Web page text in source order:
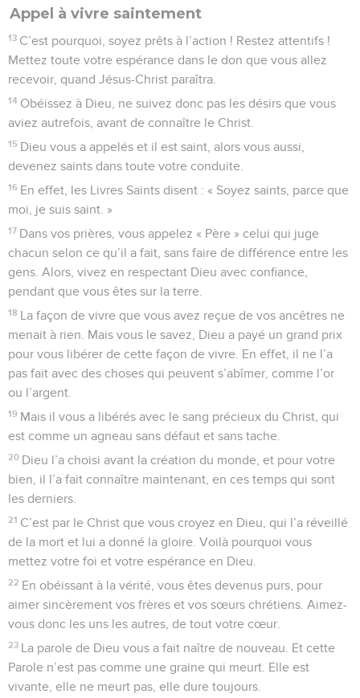
Appel à vivre saintement
13 C’est pourquoi, soyez prêts à l’action ! Restez attentifs !
Mettez toute votre espérance dans le don que vous allez
recevoir, quand Jésus-Christ paraîtra.
14 Obéissez à Dieu, ne suivez donc pas les désirs que vous
aviez autrefois, avant de connaître le Christ.
15 Dieu vous a appelés et il est saint, alors vous aussi,
devenez saints dans toute votre conduite.
16 En effet, les Livres Saints disent : « Soyez saints, parce que
moi, je suis saint. »
17 Dans vos prières, vous appelez « Père » celui qui juge
chacun selon ce qu’il a fait, sans faire de différence entre les
gens. Alors, vivez en respectant Dieu avec confiance,
pendant que vous êtes sur la terre.
18 La façon de vivre que vous avez reçue de vos ancêtres ne
menait à rien. Mais vous le savez, Dieu a payé un grand prix
pour vous libérer de cette façon de vivre. En effet, il ne l’a
pas fait avec des choses qui peuvent s’abîmer, comme l’or
ou l’argent.
19 Mais il vous a libérés avec le sang précieux du Christ, qui
est comme un agneau sans défaut et sans tache.
20 Dieu l’a choisi avant la création du monde, et pour votre
bien, il l’a fait connaître maintenant, en ces temps qui sont
les derniers.
21 C’est par le Christ que vous croyez en Dieu, qui l’a réveillé
de la mort et lui a donné la gloire. Voilà pourquoi vous
mettez votre foi et votre espérance en Dieu.
22 En obéissant à la vérité, vous êtes devenus purs, pour
aimer sincèrement vos frères et vos sœurs chrétiens. Aimez-
vous donc les uns les autres, de tout votre cœur.
23 La parole de Dieu vous a fait naître de nouveau. Et cette
Parole n’est pas comme une graine qui meurt. Elle est
vivante, elle ne meurt pas, elle dure toujours.